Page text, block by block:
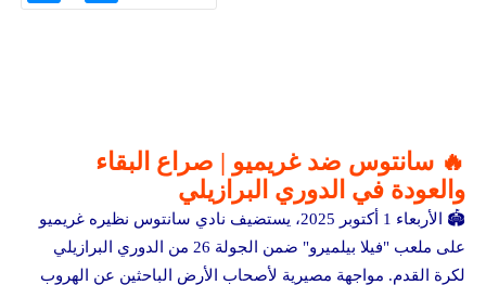
🔥 سانتوس ضد غريميو | صراع البقاء
والعودة في الدوري البرازيلي
🏟️ الأربعاء 1 أكتوبر 2025، يستضيف نادي سانتوس نظيره غريميو
على ملعب "فيلا بيلميرو" ضمن الجولة 26 من الدوري البرازيلي
لكرة القدم. مواجهة مصيرية لأصحاب الأرض الباحثين عن الهروب